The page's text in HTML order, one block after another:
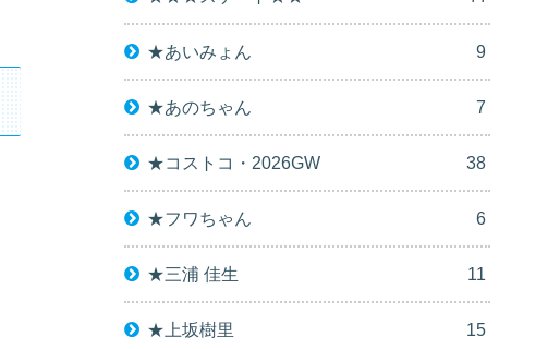
★あいみょん 9
★あのちゃん 7
★コストコ・2026GW 38
★フワちゃん 6
★三浦 佳生 11
★上坂樹里 15